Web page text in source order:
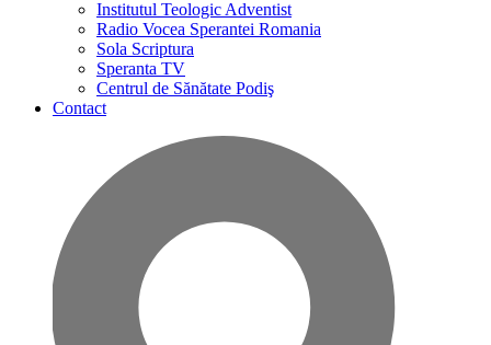
Institutul Teologic Adventist
Radio Vocea Sperantei Romania
Sola Scriptura
Speranta TV
Centrul de Sănătate Podiş
Contact